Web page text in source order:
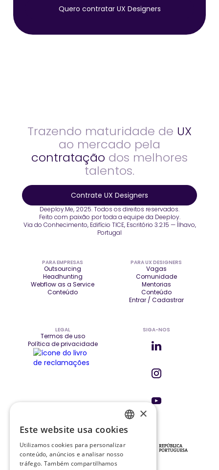
Quero contratar UX Designers
Trazendo maturidade de UX
ao mercado pela
contratação dos melhores
talentos.
Contrate UX Designers
Deeploy.Me, 2025. Todos os direitos reservados.
Feito com paixão por toda a equipe da Deeploy.
Via do Conhecimento, Edifício TICE, Escritório 3.2.15 — Ílhavo,
Portugal
PARA EMPRESAS
Outsourcing
Headhunting
Webflow as a Service
Conteúdo
PARA UX DESIGNERS
Vagas
Comunidade
Mentorias
Conteúdo
Entrar / Cadastrar
LEGAL
Termos de uso
Política de privacidade
SIGA-NOS
ENGLISH
×
Este website usa cookies
Utilizamos cookies para personalizar
conteúdo, anúncios e analisar nosso
tráfego. Também compartilhamos